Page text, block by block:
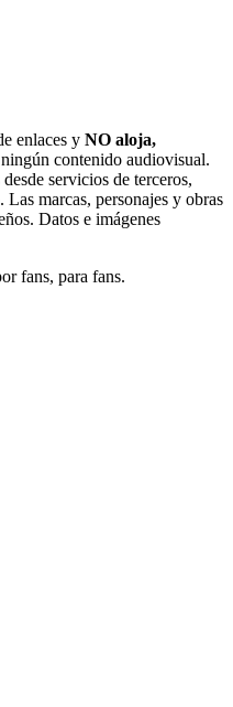
enlaces y NO aloja,
ningún contenido audiovisual.
servicios de terceros,
marcas, personajes y obras
Datos e imágenes
fans, para fans.